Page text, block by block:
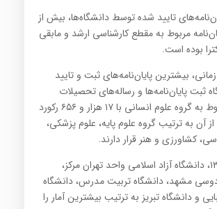
تایید شده توسط دانشگاه‌ها، بيش از
مربوط به مقطع كارشناسي ارشد و مابقي
بوده است.
بیشترین پایان‌نامه‌‌های ثبت و تایید
ثبت پایان‌نامه‌ها و رساله‌های تحصیلات
تکمیلی مربوط به گروه علوم انسانی با ۱۷ هزار و ۶۵۶ رکورد
آن به ترتیب گروه علوم پایه، علوم پزشکي،
کشاورزی و هنر قرار دارند.
در سال ۱۳۹۳، دانشگاه آزاد اسلامي واحد تهران مركز،
مشهد، دانشگاه تربيت مدرس، دانشگاه
و دانشگاه تبريز به ترتيب بيشترين آمار را